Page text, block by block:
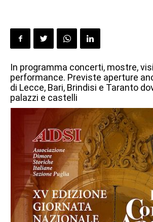
In programma concerti, mostre,
performance. Previste aperture
di Lecce, Bari, Brindisi e Taranto
palazzi e castelli